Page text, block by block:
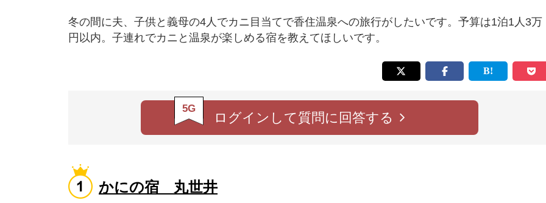
冬の間に夫、子供と義母の4人でカニ目当てで香住温泉への旅行がしたいです。予算は1泊1人3万
円以内。子連れでカニと温泉が楽しめる宿を教えてほしいです。
5G
ログインして質問に回答する
かにの宿 丸世井